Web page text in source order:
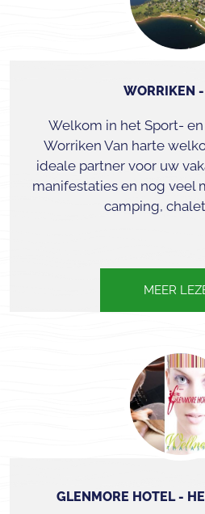
WORRIKEN
Welkom in het Sport-
Worriken Van harte
ideale partner voor uw
manifestaties en nog veel
camping,
MEER
GLENMORE HOTEL -